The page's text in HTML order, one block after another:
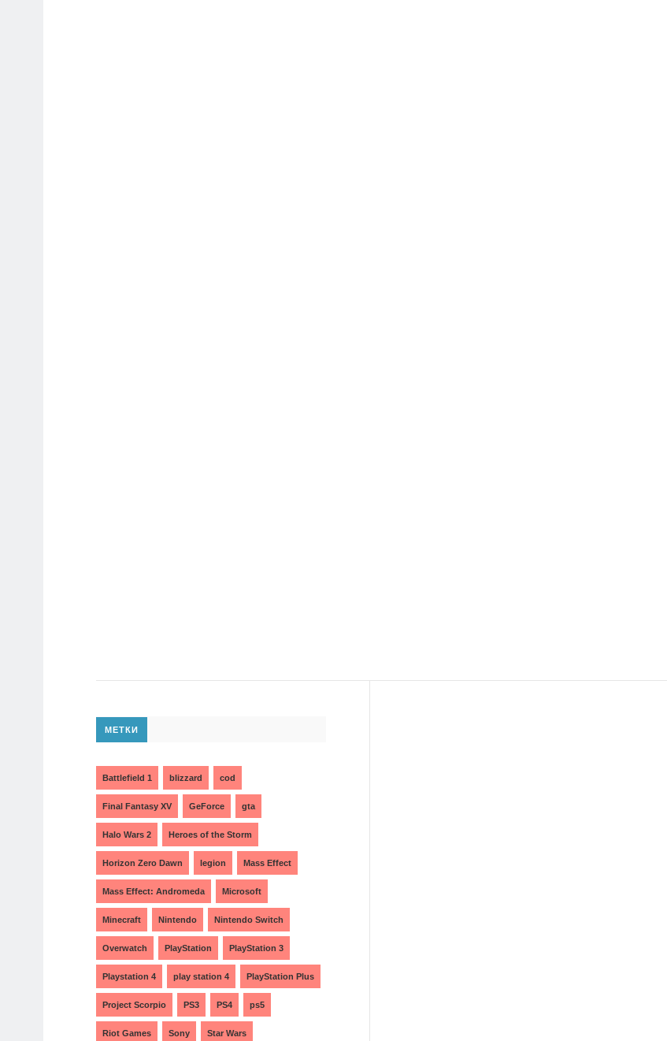
МЕТКИ
Battlefield 1 blizzard cod
Final Fantasy XV GeForce gta
Halo Wars 2 Heroes of the Storm
Horizon Zero Dawn legion Mass Effect
Mass Effect: Andromeda Microsoft
Minecraft Nintendo Nintendo Switch
Overwatch PlayStation PlayStation 3
Playstation 4 play station 4 PlayStation Plus
Project Scorpio PS3 PS4 ps5
Riot Games Sony Star Wars